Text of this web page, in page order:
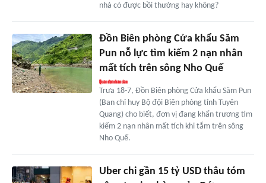
nhà có được bồi thường hay không?
Đồn Biên phòng Cửa khẩu Săm
Pun nỗ lực tìm kiếm 2 nạn nhân
mất tích trên sông Nho Quế
Trưa 18-7, Đồn Biên phòng Cửa khẩu Săm Pun
(Ban chỉ huy Bộ đội Biên phòng tỉnh Tuyên
Quang) cho biết, đơn vị đang khẩn trương tìm
kiếm 2 nạn nhân mất tích khi tắm trên sông
Nho Quế.
Uber chi gần 15 tỷ USD thâu tóm